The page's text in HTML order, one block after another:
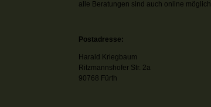
alle Beratungen sind auch online möglich
Postadresse:
Harald Kriegbaum
Ritzmannshofer Str. 2a
90768 Fürth